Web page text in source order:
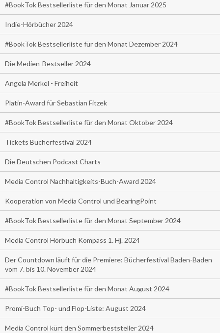
#BookTok Bestsellerliste für den Monat Januar 2025
Indie-Hörbücher 2024
#BookTok Bestsellerliste für den Monat Dezember 2024
Die Medien-Bestseller 2024
Angela Merkel - Freiheit
Platin-Award für Sebastian Fitzek
#BookTok Bestsellerliste für den Monat Oktober 2024
Tickets Bücherfestival 2024
Die Deutschen Podcast Charts
Media Control Nachhaltigkeits-Buch-Award 2024
Kooperation von Media Control und BearingPoint
#BookTok Bestsellerliste für den Monat September 2024
Media Control Hörbuch Kompass 1. Hj. 2024
Der Countdown läuft für die Premiere: Bücherfestival Baden-Baden
vom 7. bis 10. November 2024
#BookTok Bestsellerliste für den Monat August 2024
Promi-Buch Top- und Flop-Liste: August 2024
Media Control kürt den Sommerbeststeller 2024